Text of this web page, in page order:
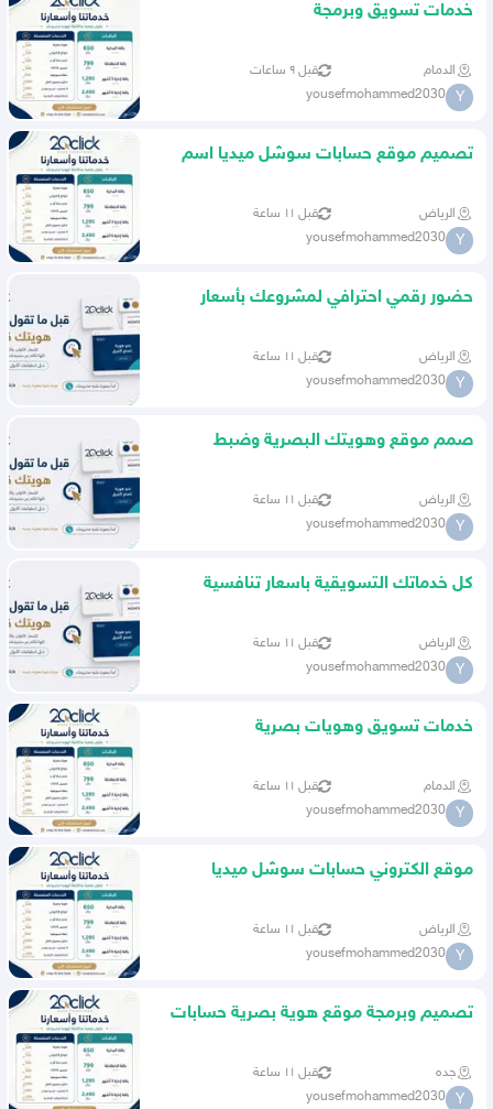
خدمات تسويق وبرمجة
الدمام قبل ٩ ساعات
Y
yousefmohammed2030
تصميم موقع حسابات سوشل ميديا اسم
الرياض قبل ١١ ساعة
Y
yousefmohammed2030
حضور رقمي احترافي لمشروعك بأسعار
الرياض قبل ١١ ساعة
Y
yousefmohammed2030
صمم موقع وهويتك البصرية وضبط
الرياض قبل ١١ ساعة
Y
yousefmohammed2030
كل خدماتك التسويقية باسعار تنافسية
الرياض قبل ١١ ساعة
Y
yousefmohammed2030
خدمات تسويق وهويات بصرية
الدمام قبل ١١ ساعة
Y
yousefmohammed2030
موقع الكتروني حسابات سوشل ميديا
الرياض قبل ١١ ساعة
Y
yousefmohammed2030
تصميم وبرمجة موقع هوية بصرية حسابات
جده قبل ١١ ساعة
Y
yousefmohammed2030